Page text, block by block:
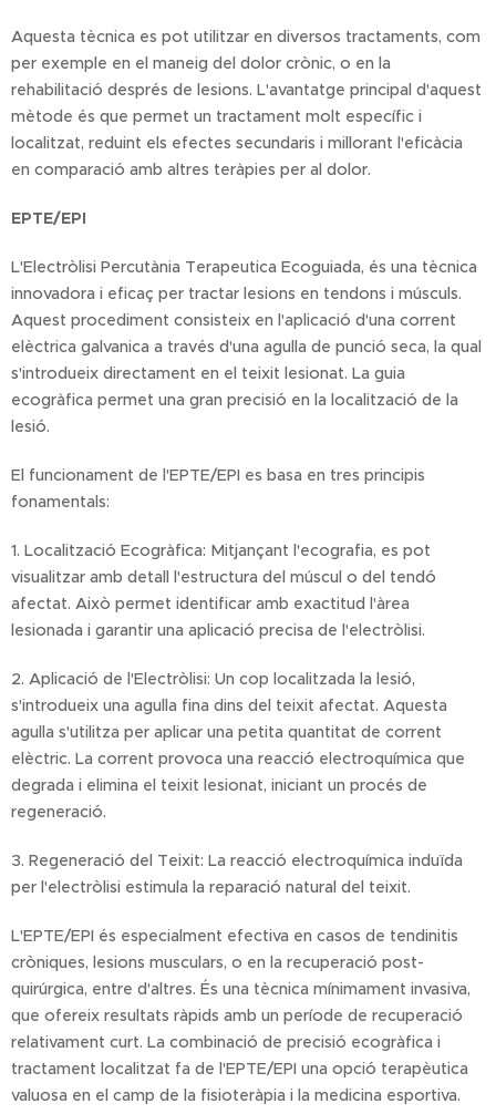
Aquesta tècnica es pot utilitzar en diversos tractaments, com
per exemple en el maneig del dolor crònic, o en la
rehabilitació després de lesions. L'avantatge principal d'aquest
mètode és que permet un tractament molt específic i
localitzat, reduint els efectes secundaris i millorant l'eficàcia
en comparació amb altres teràpies per al dolor.
EPTE/EPI
L'Electròlisi Percutània Terapeutica Ecoguiada, és una tècnica
innovadora i eficaç per tractar lesions en tendons i músculs.
Aquest procediment consisteix en l'aplicació d'una corrent
elèctrica galvanica a través d'una agulla de punció seca, la qual
s'introdueix directament en el teixit lesionat. La guia
ecogràfica permet una gran precisió en la localització de la
lesió.
El funcionament de l'EPTE/EPI es basa en tres principis
fonamentals:
1. Localització Ecogràfica: Mitjançant l'ecografia, es pot
visualitzar amb detall l'estructura del múscul o del tendó
afectat. Això permet identificar amb exactitud l'àrea
lesionada i garantir una aplicació precisa de l'electròlisi.
2. Aplicació de l'Electròlisi: Un cop localitzada la lesió,
s'introdueix una agulla fina dins del teixit afectat. Aquesta
agulla s'utilitza per aplicar una petita quantitat de corrent
elèctric. La corrent provoca una reacció electroquímica que
degrada i elimina el teixit lesionat, iniciant un procés de
regeneració.
3. Regeneració del Teixit: La reacció electroquímica induïda
per l'electròlisi estimula la reparació natural del teixit.
L'EPTE/EPI és especialment efectiva en casos de tendinitis
cròniques, lesions musculars, o en la recuperació post-
quirúrgica, entre d'altres. És una tècnica mínimament invasiva,
que ofereix resultats ràpids amb un període de recuperació
relativament curt. La combinació de precisió ecogràfica i
tractament localitzat fa de l'EPTE/EPI una opció terapèutica
valuosa en el camp de la fisioteràpia i la medicina esportiva.